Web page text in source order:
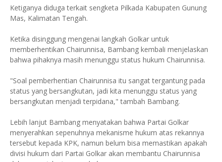
Ketiganya diduga terkait sengketa Pilkada Kabupaten Gunung
Mas, Kalimatan Tengah.
Ketika disinggung mengenai langkah Golkar untuk
memberhentikan Chairunnisa, Bambang kembali menjelaskan
bahwa pihaknya masih menunggu status hukum Chairunnisa.
"Soal pemberhentian Chairunnisa itu sangat tergantung pada
status yang bersangkutan, jadi kita menunggu status yang
bersangkutan menjadi terpidana," tambah Bambang.
Lebih lanjut Bambang menyatakan bahwa Partai Golkar
menyerahkan sepenuhnya mekanisme hukum atas rekannya
tersebut kepada KPK, namun belum bisa memastikan apakah
divisi hukum dari Partai Golkar akan membantu Chairunnisa